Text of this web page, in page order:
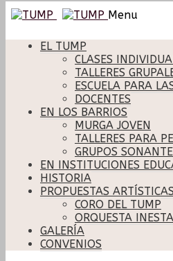
Ir
la
navegación
Ir
contenido
Menu
EL TUMP
CLASES
TALLERES
ESCUELA PARA
DOCENTES
EN LOS BARRIOS
MURGA JOVEN
TALLERES PARA
GRUPOS
EN INSTITUCIONES
HISTORIA
PROPUESTAS ARTÍSTICAS
CORO DEL TUMP
ORQUESTA
GALERÍA
CONVENIOS